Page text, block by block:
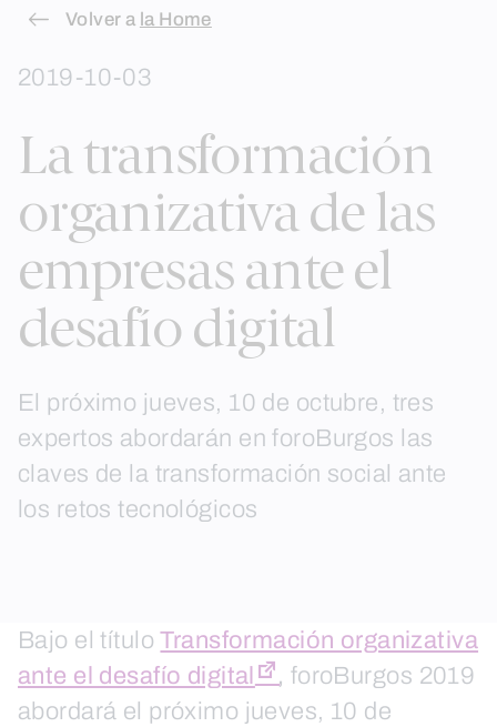
Skip
content
Volver a la Home
2019-10-03
La transformación
organizativa de las
empresas ante el
desafío digital
El próximo jueves, 10 de octubre, tres
expertos abordarán en foroBurgos las
claves de la transformación social ante
los retos tecnológicos
Bajo el títuloTransformación organizativa
ante el desafío digital
, foroBurgos 2019
abordará el próximo jueves, 10 de